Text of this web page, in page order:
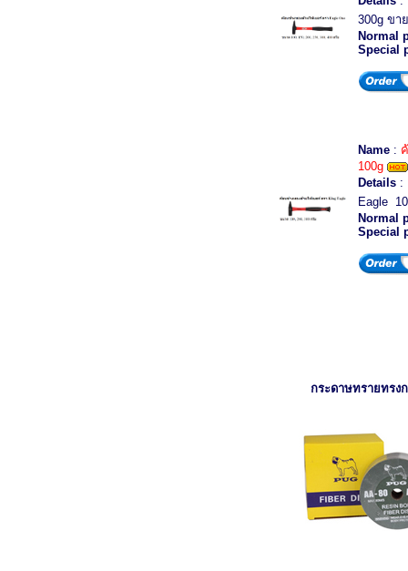
300g ขา
Normal
Special
Name :
100g
Details :
Eagle
Normal
Special
กระดาษทรายทรง